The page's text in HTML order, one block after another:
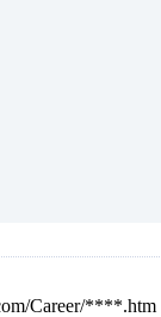
Career/****.htm